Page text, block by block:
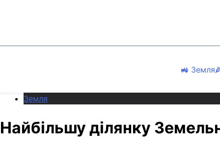
🚜 Земля
Земля
Найбільшу ділянку